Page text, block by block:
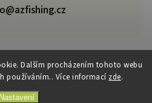
Dalším procházením tohoto webu
používáním.. Více informací zde.
Nastavení
. Všechna práva vyhrazena.
| Design